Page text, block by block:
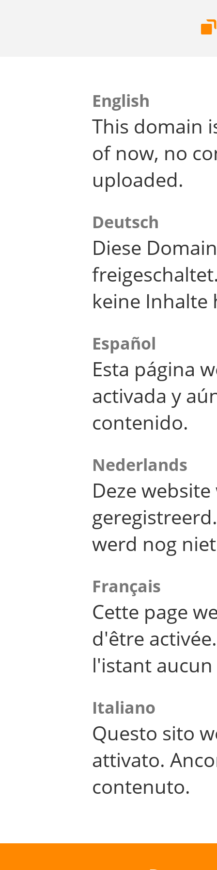
English
This domain
of now, no
uploaded.
Deutsch
Diese
keine Inhalte
Español
Esta página
activada y
contenido.
Nederlands
Deze
werd nog
Français
Cette page
d'être
l'istant
Italiano
Questo sito
attivato.
contenuto.